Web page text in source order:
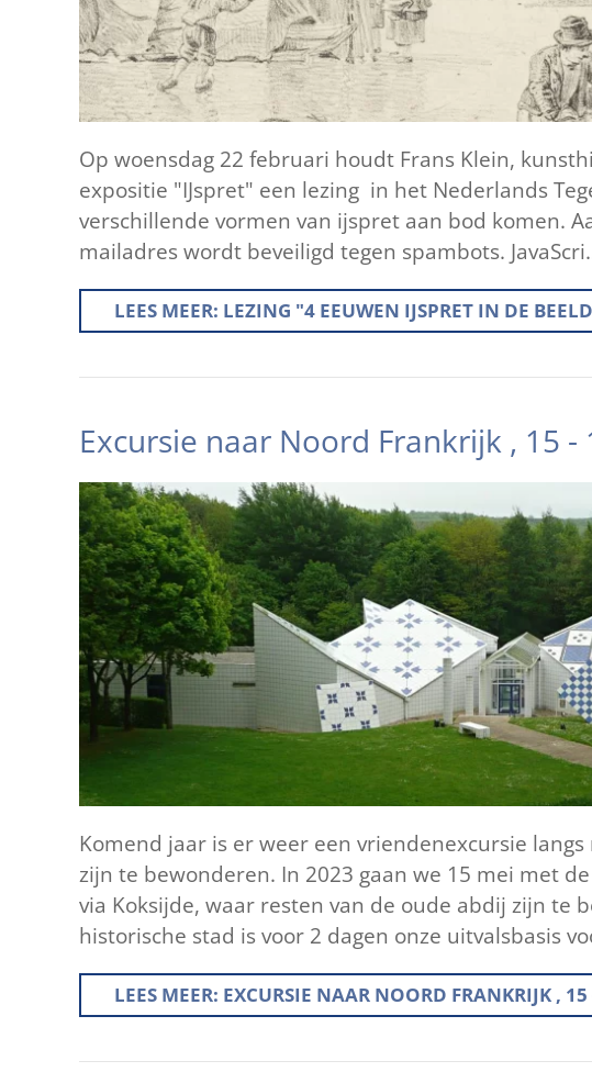
Op woensdag 22 februari houdt Frans Klein,
expositie "IJspret" een lezing in het Nederlands
verschillende vormen van ijspret aan bod komen.
mailadres wordt beveiligd tegen spambots.
LEES MEER: LEZING "4 EEUWEN IJSPRET IN DE
Excursie naar Noord Frankrijk , 15 -
Komend jaar is er weer een vriendenexcursie
zijn te bewonderen. In 2023 gaan we 15 mei met
via Koksijde, waar resten van de oude abdij zijn te
historische stad is voor 2 dagen onze uitvalsbasis
LEES MEER: EXCURSIE NAAR NOORD FRANKRIJK ,